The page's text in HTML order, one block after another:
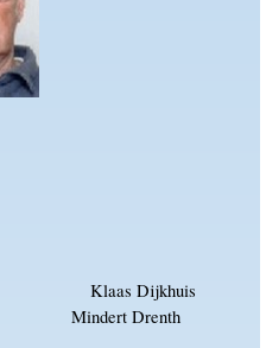
Drenth